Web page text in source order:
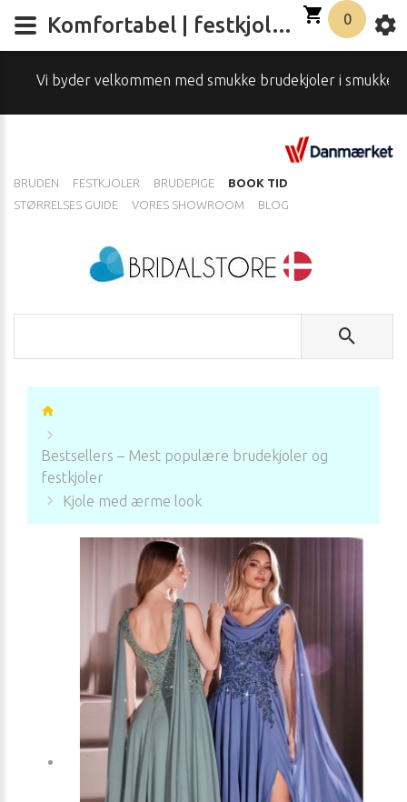
byder velkommen med smukke brudekjoler i smukke
BRUDEN FESTKJOLER BRUDEPIGE
BOOK TID
STØRRELSES GUIDE
VORES SHOWROOM BLOG
0
Bestsellers – Mest populære brudekjoler og
festkjoler
Kjole med ærme look
Komfortabel | festkjole fra danske butik